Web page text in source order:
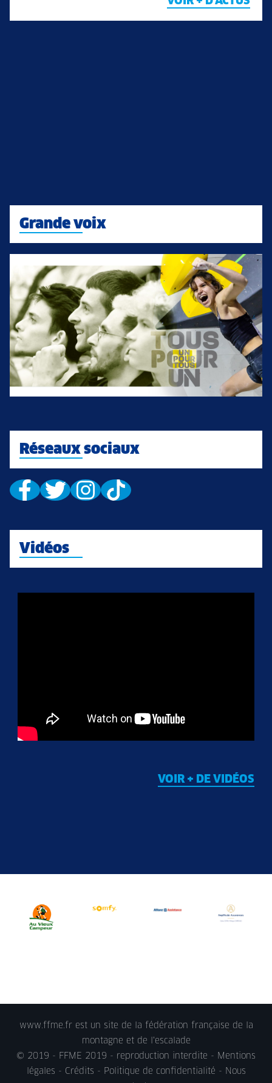
Grande voix
Réseaux sociaux
Vidéos
VOIR + DE VIDÉOS
www.ffme.fr est un site de la fédération française de la
montagne et de l'escalade
© 2019 - FFME 2019 - reproduction interdite - Mentions
légales - Crédits - Politique de confidentialité -
Nous